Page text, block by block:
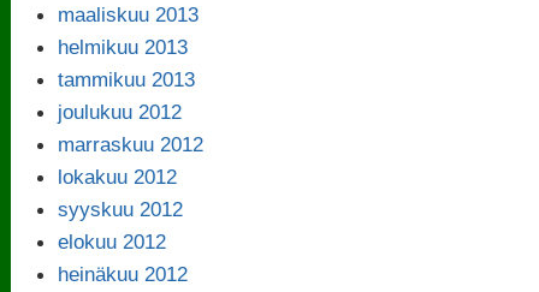
maaliskuu 2013
helmikuu 2013
tammikuu 2013
joulukuu 2012
marraskuu 2012
lokakuu 2012
syyskuu 2012
elokuu 2012
heinäkuu 2012